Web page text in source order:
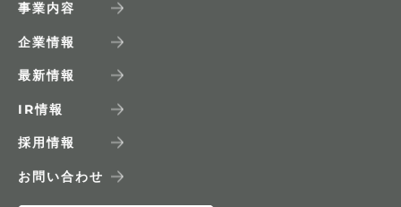
事業内容
企業情報
最新情報
IR情報
採用情報
お問い合わせ